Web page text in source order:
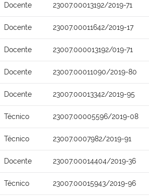
Docente 23007.00013192/2019-71
Docente 23007.00011642/2019-17
Docente 23007.000013192/019-71
Docente 23007.00011090/2019-80
Docente 23007.00013342/2019-95
Técnico 23007.00005596/2019-08
Técnico 23007.0007982/2019-91
Docente 23007.00014404/2019-36
Técnico 23007.00015943/2019-96